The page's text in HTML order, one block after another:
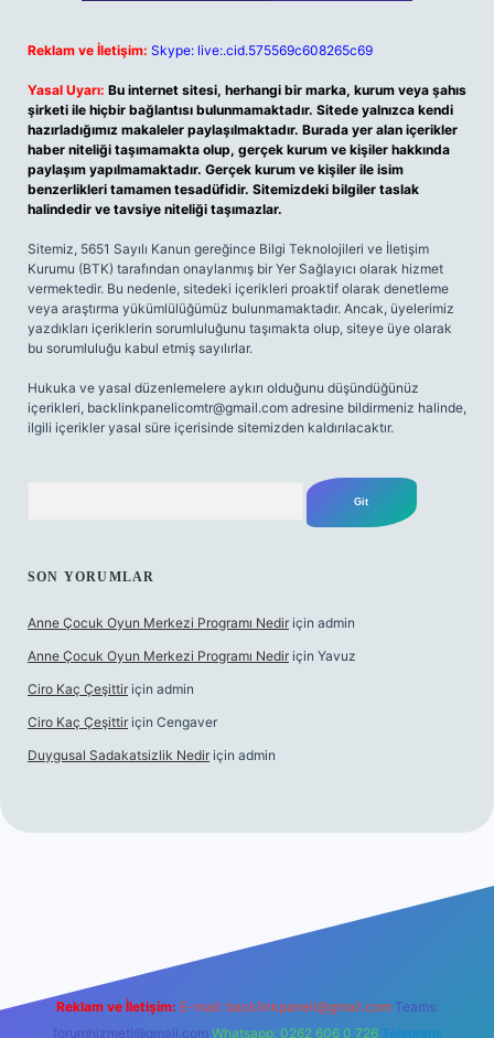
Reklam ve İletişim: Skype: live:.cid.575569c608265c69
Yasal Uyarı: Bu internet sitesi, herhangi bir marka, kurum veya şahıs
şirketi ile hiçbir bağlantısı bulunmamaktadır. Sitede yalnızca kendi
hazırladığımız makaleler paylaşılmaktadır. Burada yer alan içerikler
haber niteliği taşımamakta olup, gerçek kurum ve kişiler hakkında
paylaşım yapılmamaktadır. Gerçek kurum ve kişiler ile isim
benzerlikleri tamamen tesadüfidir. Sitemizdeki bilgiler taslak
halindedir ve tavsiye niteliği taşımazlar.
Sitemiz, 5651 Sayılı Kanun gereğince Bilgi Teknolojileri ve İletişim
Kurumu (BTK) tarafından onaylanmış bir Yer Sağlayıcı olarak hizmet
vermektedir. Bu nedenle, sitedeki içerikleri proaktif olarak denetleme
veya araştırma yükümlülüğümüz bulunmamaktadır. Ancak, üyelerimiz
yazdıkları içeriklerin sorumluluğunu taşımakta olup, siteye üye olarak
bu sorumluluğu kabul etmiş sayılırlar.
Hukuka ve yasal düzenlemelere aykırı olduğunu düşündüğünüz
içerikleri, backlinkpanelicomtr@gmail.com adresine bildirmeniz halinde,
ilgili içerikler yasal süre içerisinde sitemizden kaldırılacaktır.
SON YORUMLAR
Anne Çocuk Oyun Merkezi Programı Nedir için admin
Anne Çocuk Oyun Merkezi Programı Nedir için Yavuz
Ciro Kaç Çeşittir için admin
Ciro Kaç Çeşittir için Cengaver
Duygusal Sadakatsizlik Nedir için admin
Reklam ve İletişim: E-mail: backlinkpaneli@gmail.com Teams:
forumhizmeti@gmail.com Whatsapp: 0262 606 0 726 Telegram: